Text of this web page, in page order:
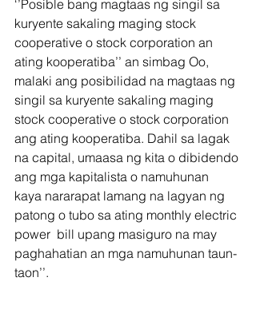
‘’Posible bang magtaas ng singil sa
kuryente sakaling maging stock
cooperative o stock corporation an
ating kooperatiba’’ an simbag Oo,
malaki ang posibilidad na magtaas ng
singil sa kuryente sakaling maging
stock cooperative o stock corporation
ang ating kooperatiba. Dahil sa lagak
na capital, umaasa ng kita o dibidendo
ang mga kapitalista o namuhunan
kaya nararapat lamang na lagyan ng
patong o tubo sa ating monthly electric
power  bill upang masiguro na may
paghahatian an mga namuhunan taun-
taon’’.